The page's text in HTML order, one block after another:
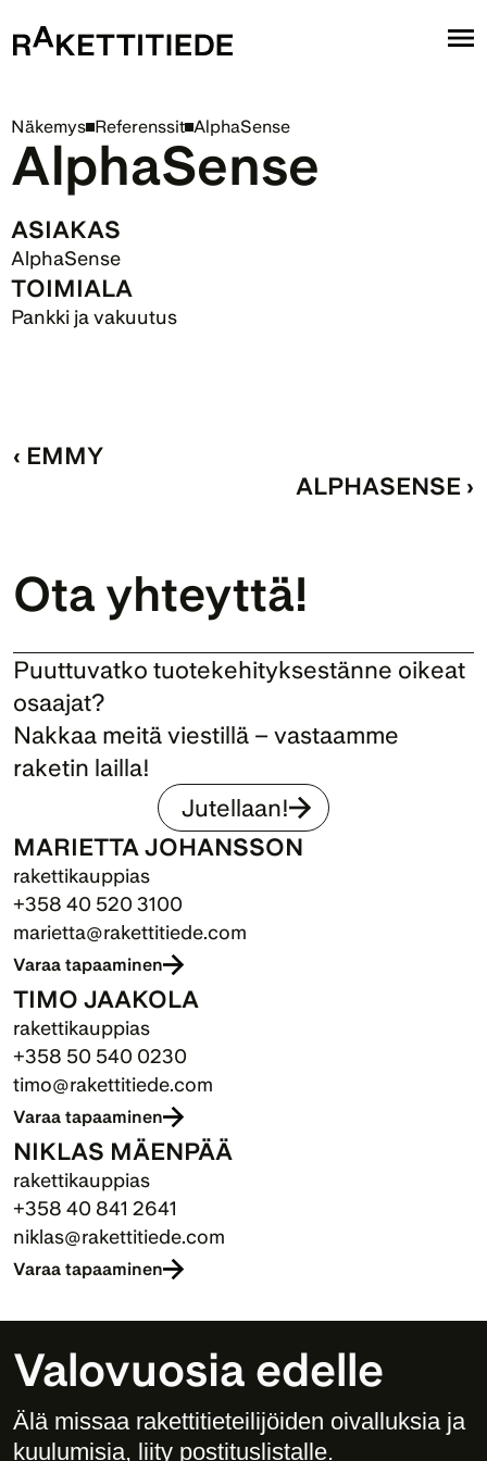
Näkemys Referenssit AlphaSense
AlphaSense
ASIAKAS
AlphaSense
TOIMIALA
Pankki ja vakuutus
‹ EMMY
ALPHASENSE ›
Ota yhteyttä!
Puuttuvatko tuotekehityksestänne oikeat
osaajat?
Nakkaa meitä viestillä – vastaamme
raketin lailla!
Jutellaan!
MARIETTA JOHANSSON
rakettikauppias
+358 40 520 3100
marietta@rakettitiede.com
Varaa tapaaminen
TIMO JAAKOLA
rakettikauppias
+358 50 540 0230
timo@rakettitiede.com
Varaa tapaaminen
NIKLAS MÄENPÄÄ
rakettikauppias
+358 40 841 2641
niklas@rakettitiede.com
Varaa tapaaminen
Valovuosia edelle
Älä missaa rakettitieteilijöiden oivalluksia ja
kuulumisia, liity postituslistalle.